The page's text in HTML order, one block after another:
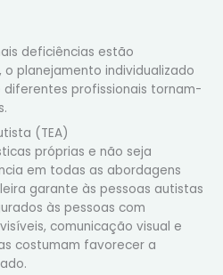
deficiências estão
o planejamento individualizado
profissionais tornam-
(TEA)
próprias e não seja
em todas as abordagens
garante às pessoas autistas
às pessoas com
comunicação visual e
costumam favorecer a